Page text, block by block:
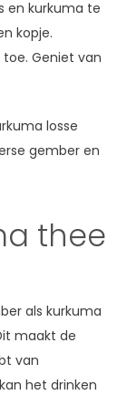
en kurkuma te
kopje.
Geniet van
losse
gember en
thee
als kurkuma
maakt de
van
het drinken